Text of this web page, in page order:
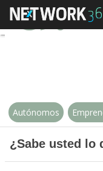
Autónomos
¿Sabe usted lo